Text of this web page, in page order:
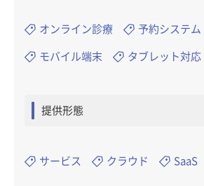
オンライン診療 予約システム
モバイル端末 タブレット対応
提供形態
サービス クラウド SaaS